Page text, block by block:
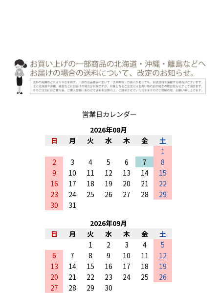
営業日カレンダー
2026年08月
日
月 火 水 木 金
土
1
2
3 4 5 6 7
8
9
10 11 12 13 14
15
16
17 18 19 20 21
22
23
24 25 26 27 28
29
30
31
2026年09月
日
月 火 水 木 金
土
1
2 3 4
5
6
7 8 9 10 11
12
13
14 15 16 17 18
19
20
21 22 23 24 25
26
27
28 29
30